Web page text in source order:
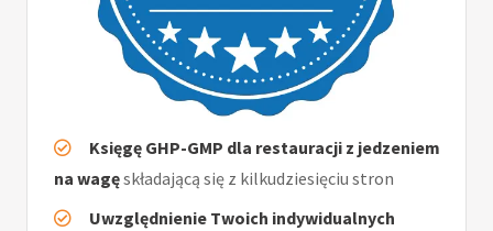
Księgę GHP-GMP dla restauracji z jedzeniem
na wagęskładającą się z kilkudziesięciu stron
Uwzględnienie Twoich indywidualnych